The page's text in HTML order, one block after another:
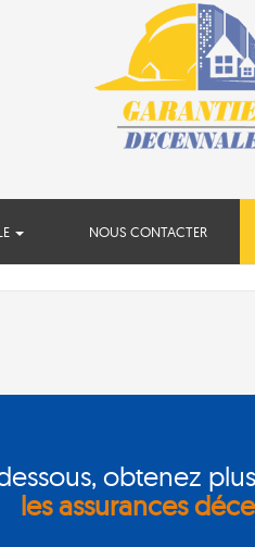
NOUS CONTACTER
obtenez
les assurances